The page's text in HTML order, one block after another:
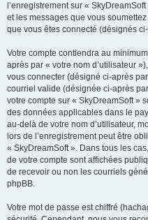
l’enregistrement sur «
et les messages que vous
que vous êtes connecté (désignés
Votre compte contiendra au
après par « votre nom d’utilisateur
vous connecter (désigné ci-après
courriel valide (désignée ci-après
votre compte sur « SkyDreamSoft »
des données applicables dans le
au-delà de votre nom d’utilisateur,
lors de l’enregistrement peut être
« SkyDreamSoft ». Dans tous les
de votre compte sont affichées
de recevoir ou non les courriels
phpBB.
Votre mot de passe est chiffré